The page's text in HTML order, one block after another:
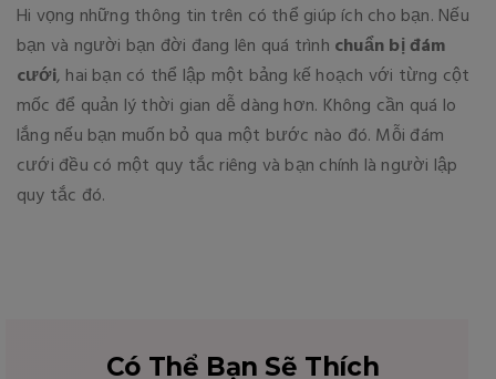
Hi vọng những thông tin trên có thể giúp ích cho bạn. Nếu
bạn và người bạn đời đang lên quá trình chuẩn bị đám
cưới, hai bạn có thể lập một bảng kế hoạch với từng cột
mốc để quản lý thời gian dễ dàng hơn. Không cần quá lo
lắng nếu bạn muốn bỏ qua một bước nào đó. Mỗi đám
cưới đều có một quy tắc riêng và bạn chính là người lập
quy tắc đó.
Có Thể Bạn Sẽ Thích